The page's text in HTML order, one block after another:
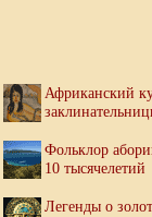
Африканский
Фольклор
10 тысячелетий
Легенды о